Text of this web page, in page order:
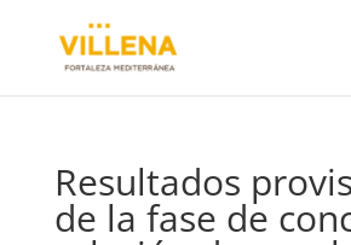
Resultados
de la fase de